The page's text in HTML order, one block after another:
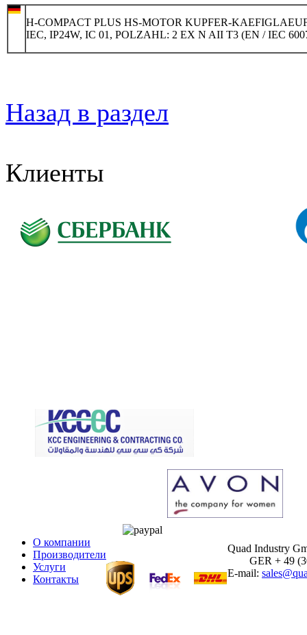
H-COMPACT PLUS HS-MOTOR KUPFER-
IEC, IP24W, IC 01, POLZAHL: 2 EX N AII T3 (EN / IEC
Назад в раздел
Клиенты
О компании
Производители
Услуги
Контакты
Quad Industry
GER + 49
E-mail: